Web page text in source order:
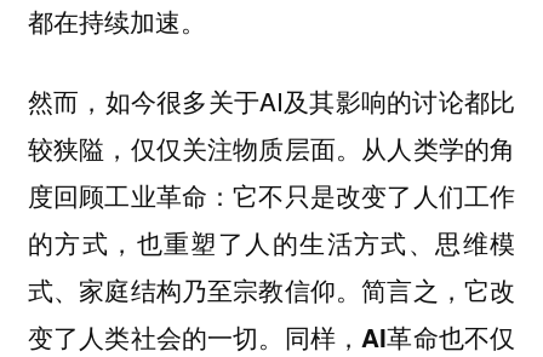
都在持续加速。
然而，如今很多关于AI及其影响的讨论都比
较狭隘，仅仅关注物质层面。从人类学的角
度回顾工业革命：它不只是改变了人们工作
的方式，也重塑了人的生活方式、思维模
式、家庭结构乃至宗教信仰。简言之，它改
变了人类社会的一切。 同样，AI革命也不仅